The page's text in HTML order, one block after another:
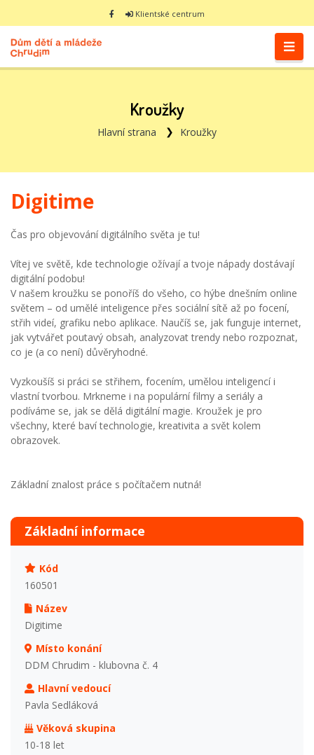
Klientské centrum
Kroužky
Hlavní strana Kroužky
Digitime
Čas pro objevování digitálního světa je tu!
Vítej ve světě, kde technologie ožívají a tvoje nápady dostávají
digitální podobu!
V našem kroužku se ponoříš do všeho, co hýbe dnešním online
světem – od umělé inteligence přes sociální sítě až po focení,
střih videí, grafiku nebo aplikace. Naučíš se, jak funguje internet,
jak vytvářet poutavý obsah, analyzovat trendy nebo rozpoznat,
co je (a co není) důvěryhodné.
Vyzkoušíš si práci se střihem, focením, umělou inteligencí i
vlastní tvorbou. Mrkneme i na populární filmy a seriály a
podíváme se, jak se dělá digitální magie. Kroužek je pro
všechny, které baví technologie, kreativita a svět kolem
obrazovek.
Základní znalost práce s počítačem nutná!
Základní informace
Kód
160501
Název
Digitime
Místo konání
DDM Chrudim - klubovna č. 4
Hlavní vedoucí
Pavla Sedláková
Věková skupina
10-18 let